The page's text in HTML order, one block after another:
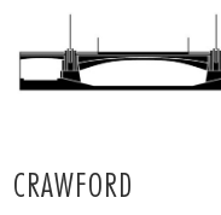
CRAWFORD